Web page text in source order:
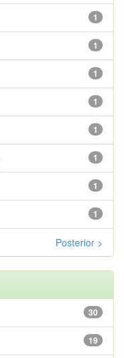
1
1
1
1
1
1
1
1
Posterior >
30
19